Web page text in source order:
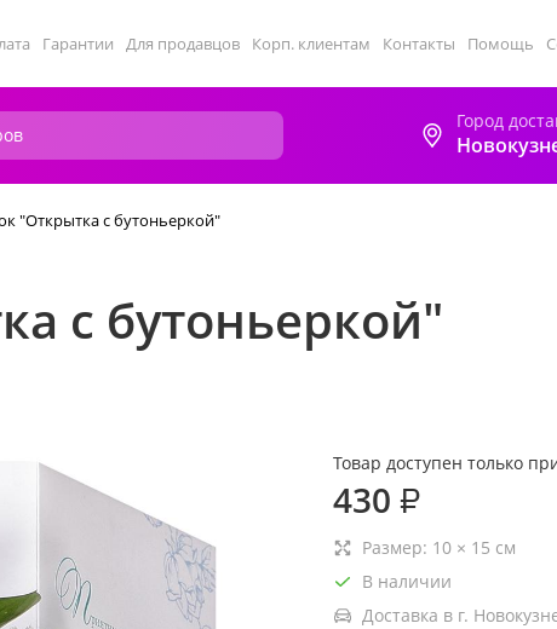
Гарантии Для продавцов Корп. клиентам Контакты Помощь
Город
"Открытка с бутоньеркой"
с бутоньеркой"
Товар доступен только
430 ₽
Размер: 10 × 15 см
В наличии
Доставка в г.